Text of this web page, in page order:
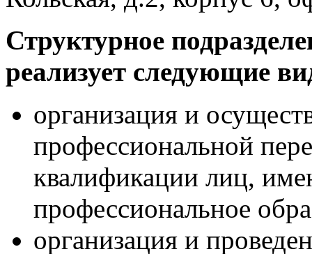
Структурное
реализует следующие
организация и
профессиональной
квалификации лиц,
профессиональное
организация и